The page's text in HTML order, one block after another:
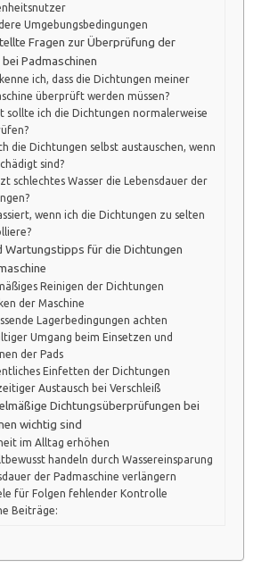
Umgebungsbedingungen
Fragen zur Überprüfung der
Padmaschinen
ich, dass die Dichtungen meiner
überprüft werden müssen?
sollte ich die Dichtungen normalerweise
die Dichtungen selbst austauschen, wenn
sind?
schlechtes Wasser die Lebensdauer der
wenn ich die Dichtungen zu selten
Wartungstipps für die Dichtungen
Reinigen der Dichtungen
der Maschine
Lagerbedingungen achten
Umgang beim Einsetzen und
der Pads
Einfetten der Dichtungen
Austausch bei Verschleiß
Dichtungsüberprüfungen bei
wichtig sind
im Alltag erhöhen
handeln durch Wassereinsparung
der Padmaschine verlängern
für Folgen fehlender Kontrolle
Beiträge: